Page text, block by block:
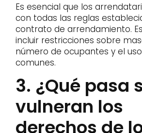
Es esencial que los
con todas las reglas
contrato de arrendamiento.
incluir restricciones sobre
número de ocupantes y el
comunes.
3. ¿Qué pasa
vulneran los
derechos de